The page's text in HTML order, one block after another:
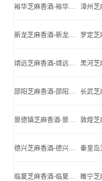
裕华芝麻香酒-裕华名酒-裕华小北门_裕华芝麻香酒厂家
新龙芝麻香酒-新龙名酒-新龙小北门_新龙芝麻香酒厂家
靖远芝麻香酒-靖远名酒-靖远小北门_靖远芝麻香酒厂家
邵阳芝麻香酒-邵阳名酒-邵阳小北门_邵阳芝麻香酒厂家
景德镇芝麻香酒-景德镇名酒-景德镇小北门_景德镇芝麻香酒厂家
德兴芝麻香酒-德兴名酒-德兴小北门_德兴芝麻香酒厂家
临夏芝麻香酒-临夏名酒-临夏小北门_临夏芝麻香酒厂家